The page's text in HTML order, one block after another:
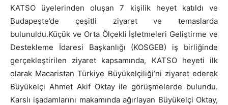
KATSO üyelerinden oluşan 7 kişilik heyet katıldı ve
Budapeşte’de çeşitli ziyaret ve temaslarda
bulunuldu.Küçük ve Orta Ölçekli İşletmeleri Geliştirme ve
Destekleme İdaresi Başkanlığı (KOSGEB) iş birliğinde
gerçekleştirilen ziyaret kapsamında, KATSO heyeti ilk
olarak Macaristan Türkiye Büyükelçiliği’ni ziyaret ederek
Büyükelçi Ahmet Akif Oktay ile görüşmelerde bulundu.
Karslı işadamlarını makamında ağırlayan Büyükelçi Oktay,